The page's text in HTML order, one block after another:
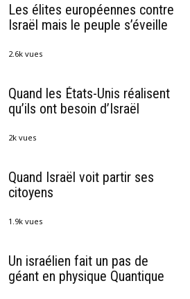
Les élites européennes contre
Israël mais le peuple s’éveille
2.6k vues
Quand les États-Unis réalisent
qu’ils ont besoin d’Israël
2k vues
Quand Israël voit partir ses
citoyens
1.9k vues
Un israélien fait un pas de
géant en physique Quantique